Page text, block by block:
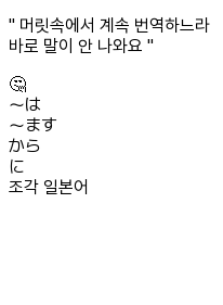
" 머릿속에서 계속 번역하느라
바로 말이 안 나와요 "
🤔
〜は
〜ます
から
に
조각 일본어